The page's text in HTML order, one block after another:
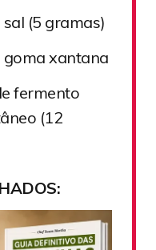
(5 gramas)
goma xantana
fermento
(12